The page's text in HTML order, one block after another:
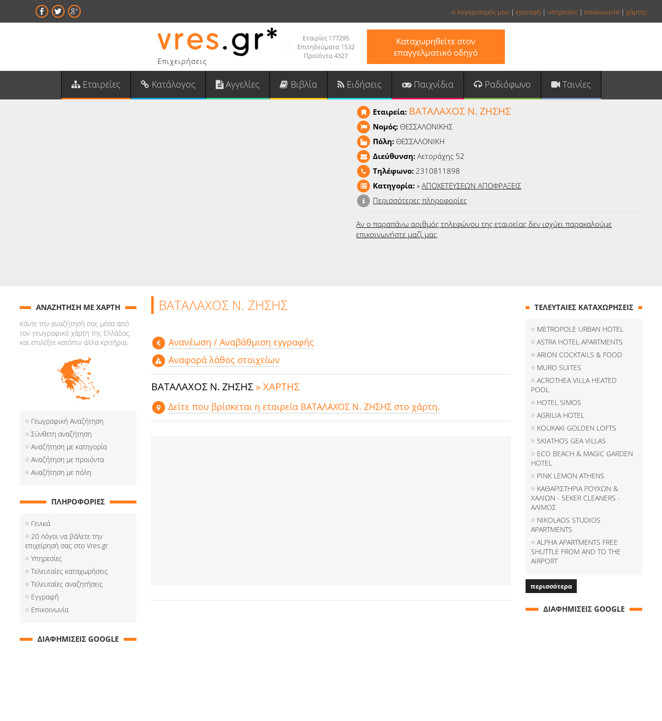
ο λογαριασμός μου | εγγραφή | υπηρεσίες | επικοινωνία | χάρτης
Επιχειρήσεις
Εταιρίες 177295
Επιτηδεύματα 1532
Προϊόντα 4327
Καταχωρηθείτε στον
επαγγελματικό οδηγό
Εταιρείες Κατάλογος Αγγελίες Βιβλία Ειδήσεις Παιχνίδια Ραδιόφωνο Ταινίες
Εταιρεία: ΒΑΤΑΛΑΧΟΣ Ν. ΖΗΣΗΣ
Νομός: ΘΕΣΣΑΛΟΝΙΚΗΣ
Πόλη: ΘΕΣΣΑΛΟΝΙΚΗ
Διεύθυνση:Αετοράχης 52
Τηλέφωνο:2310811898
Κατηγορία:»ΑΠΟΧΕΤΕΥΣΕΩΝ ΑΠΟΦΡΑΞΕΙΣ
Περισσότερες πληροφορίες
Αν ο παραπάνω αριθμός τηλεφώνου της εταιρείας δεν ισχύει παρακαλούμε
επικοινωνήστε μαζί μας.
ΒΑΤΑΛΑΧΟΣ Ν. ΖΗΣΗΣ
Aνανέωση / Αναβάθμιση εγγραφής
Αναφορά λάθος στοιχείων
ΒΑΤΑΛΑΧΟΣ Ν. ΖΗΣΗΣ » ΧΑΡΤΗΣ
Δείτε που βρίσκεται η εταιρεία ΒΑΤΑΛΑΧΟΣ Ν. ΖΗΣΗΣ στο χάρτη.
ΑΝΑΖΗΤΗΣΗ ΜΕ ΧΑΡΤΗ
Κάντε την αναζήτησή σας μέσα από
τον γεωγραφικό χάρτη της Ελλάδας
και επιλέξτε κατόπιν άλλα κριτήρια.
Γεωγραφική Αναζήτηση
Σύνθετη αναζήτηση
Αναζήτηση με κατηγορία
Αναζήτηση με προιόντα
Αναζήτηση με πόλη
ΠΛΗΡΟΦΟΡΙΕΣ
Γενικά
20 Λόγοι να βάλετε την
επιχείρησή σας στο Vres.gr
Υπηρεσίες
Τελευταίες καταχωρήσεις
Τελευταίες αναζητήσεις
Εγγραφή
Επικοινωνία
ΔΙΑΦΗΜΙΣΕΙΣ GOOGLE
ΤΕΛΕΥΤΑΙΕΣ ΚΑΤΑΧΩΡΗΣΕΙΣ
METROPOLE URBAN HOTEL
ASTRA HOTEL APARTMENTS
ARION COCKTAILS & FOOD
MURO SUITES
ACROTHEA VILLA HEATED
POOL
HOTEL SIMOS
AGRILIA HOTEL
KOUKAKI GOLDEN LOFTS
SKIATHOS GEA VILLAS
ECO BEACH & MAGIC GARDEN
HOTEL
PINK LEMON ATHENS
ΚΑΘΑΡΙΣΤΗΡΙΑ ΡΟΥΧΩΝ &
ΧΑΛΙΩΝ - SEKER CLEANERS -
ΑΛΙΜΟΣ
NIKOLAOS STUDIOS
APARTMENTS
ALPHA APARTMENTS FREE
SHUTTLE FROM AND TO THE
AIRPORT
περισσότερα
ΔΙΑΦΗΜΙΣΕΙΣ GOOGLE